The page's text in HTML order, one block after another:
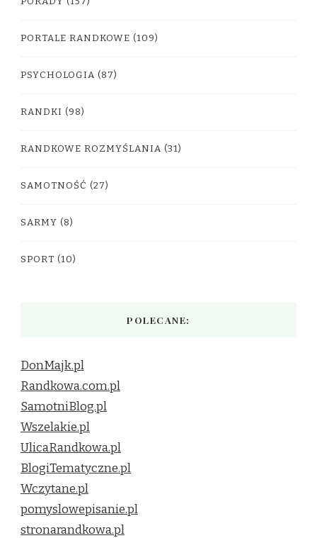
PORTALE RANDKOWE (109)
PSYCHOLOGIA (87)
RANDKI (98)
RANDKOWE ROZMYŚLANIA (31)
SAMOTNOŚĆ (27)
SARMY (8)
SPORT (10)
POLECANE:
DonMajk.pl
Randkowa.com.pl
SamotniBlog.pl
Wszelakie.pl
UlicaRandkowa.pl
BlogiTematyczne.pl
Wczytane.pl
pomyslowepisanie.pl
stronarandkowa.pl